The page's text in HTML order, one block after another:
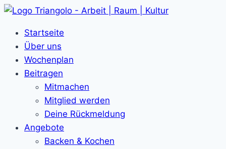
Zum
springenStartseite
Über uns
Wochenplan
Beitragen
Mitmachen
Mitglied werden
Deine Rückmeldung
Angebote
Backen & Kochen